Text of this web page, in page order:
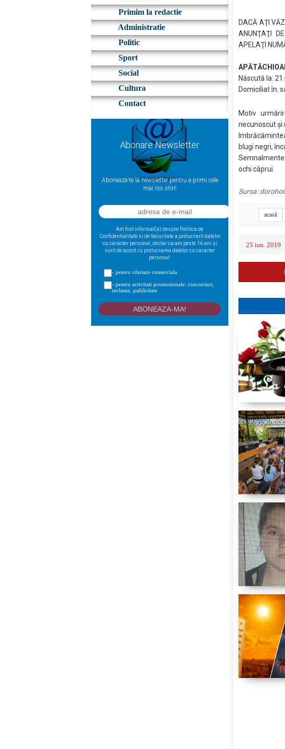
Primim la redactie
Administratie
Politic
Sport
Social
Cultura
Contact
Abonare Newsletter
Aboneaza-te la newsletter pentru a primi cele
mai noi stiri!
Am fost informat(a) despre Politica de
Confidentialitate si de Securitate a prelucrarii datelor
cu caracter personal, declar ca am peste 16 ani si
sunt de acord cu prelucrarea datelor cu caracter
personal:
- pentru ofertare comerciala
- pentru activitati promotionale: concursuri,
reclame, publicitate
DACĂ AŢI
ANUNŢAŢI
APELAŢI
Născută la:
Domiciliat în:
Motiv
necunoscut și
blugi negri,
ochi căprui.
Sursa:
acasă
25 iun. 2019